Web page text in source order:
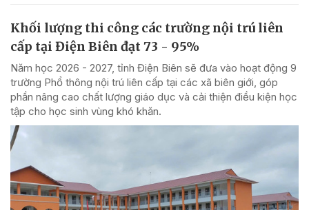
Khối lượng thi công các trường nội trú liên
cấp tại Điện Biên đạt 73 - 95%
Năm học 2026 - 2027, tỉnh Điện Biên sẽ đưa vào hoạt động 9
trường Phổ thông nội trú liên cấp tại các xã biên giới, góp
phần nâng cao chất lượng giáo dục và cải thiện điều kiện học
tập cho học sinh vùng khó khăn.